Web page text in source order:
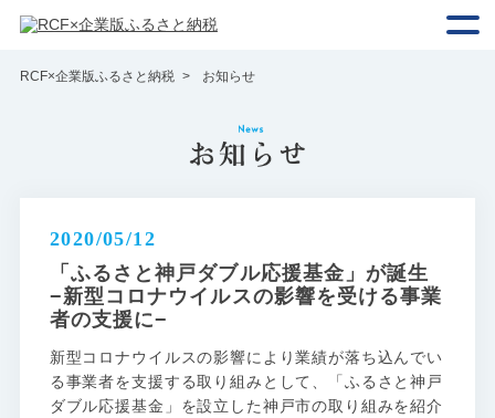
RCF×企業版ふるさと納税 お知らせ
2020/05/12
「ふるさと神戸ダブル応援基金」が誕生
−新型コロナウイルスの影響を受ける事業
者の支援に−
新型コロナウイルスの影響により業績が落ち込んでい
る事業者を支援する取り組みとして、「ふるさと神戸
ダブル応援基金」を設立した神戸市の取り組みを紹介